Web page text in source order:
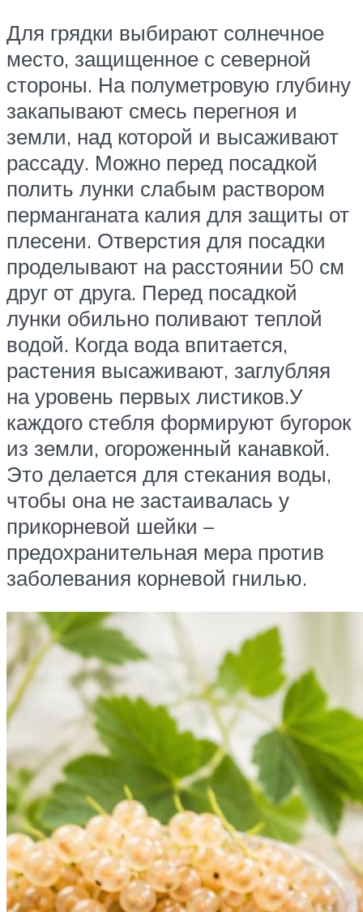
Для грядки выбирают солнечное
место, защищенное с северной
стороны. На полуметровую глубину
закапывают смесь перегноя и
земли, над которой и высаживают
рассаду. Можно перед посадкой
полить лунки слабым раствором
перманганата калия для защиты от
плесени. Отверстия для посадки
проделывают на расстоянии 50 см
друг от друга. Перед посадкой
лунки обильно поливают теплой
водой. Когда вода впитается,
растения высаживают, заглубляя
на уровень первых листиков.У
каждого стебля формируют бугорок
из земли, огороженный канавкой.
Это делается для стекания воды,
чтобы она не застаивалась у
прикорневой шейки –
предохранительная мера против
заболевания корневой гнилью.